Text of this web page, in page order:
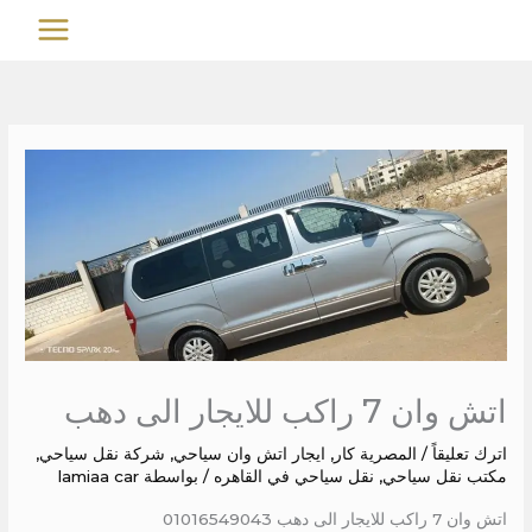
MAIN
اتش وان 7 راكب للايجار الى دهب
اترك تعليقاً / المصرية كار, ايجار اتش وان سياحي, شركة نقل سياحي,
مكتب نقل سياحي, نقل سياحي في القاهره / بواسطة lamiaa car
اتش وان 7 راكب للايجار الى دهب 01016549043